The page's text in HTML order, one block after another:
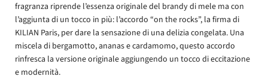
fragranza riprende l’essenza originale del brandy di mele ma con
l’aggiunta di un tocco in più: l’accordo “on the rocks”, la firma di
KILIAN Paris, per dare la sensazione di una delizia congelata. Una
miscela di bergamotto, ananas e cardamomo, questo accordo
rinfresca la versione originale aggiungendo un tocco di eccitazione
e modernità.